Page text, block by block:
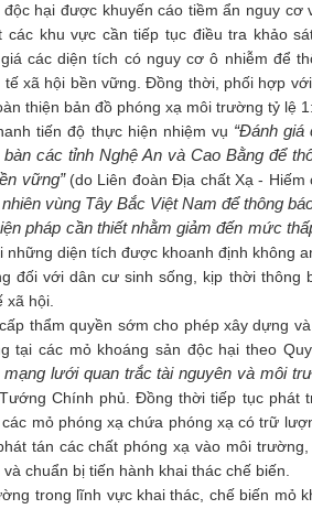
hại được khuyến cáo tiềm ẩn nguy
khu vực cần tiếp tục điều tra khảo
các diện tích có nguy cơ ô nhiễm để
tế xã hội bền vững. Đồng thời, phối hợp
thiện bản đồ phóng xạ môi trường tỷ lệ
tiến độ thực hiện nhiệm vụ “Đánh
các tỉnh Nghệ An và Cao Bằng để
vững”(do Liên đoàn Địa chất Xạ - Hiếm
vùng Tây Bắc Việt Nam để thông
pháp cần thiết nhằm giảm đến mức
diện tích được khoanh định không
đối với dân cư sinh sống, kịp thời thông
xã hội.
quyền sớm cho phép xây dựng và
tại các mỏ khoáng sản độc hại theo
lưới quan trắc tài nguyên và môi
Chính phủ. Đồng thời tiếp tục phát
mỏ phóng xạ chứa phóng xạ có trữ
tán các chất phóng xạ vào môi
chuẩn bị tiến hành khai thác chế biến.
lĩnh vực khai thác, chế biến mỏ